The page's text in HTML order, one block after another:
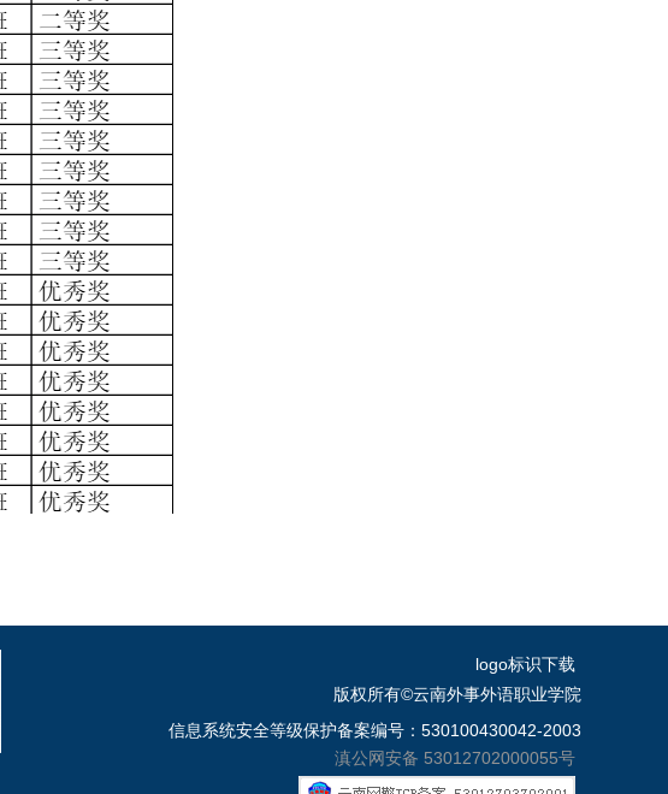
logo标识下载
版权所有©云南外事外语职业学院
信息系统安全等级保护备案编号：530100430042-2003
滇公网安备 53012702000055号